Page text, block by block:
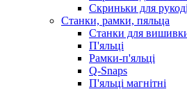
Скриньки для
Станки, рамки, пяльца
Станки для
П'яльці
Рамки-п'яльці
Q-Snaps
П'яльці магнітні